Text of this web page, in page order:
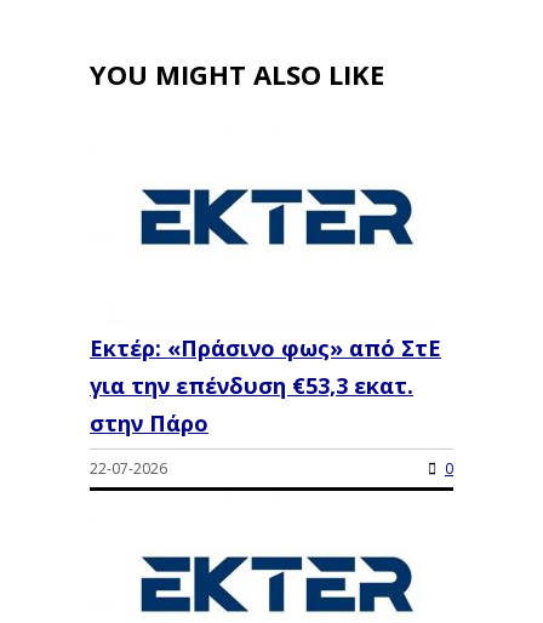
YOU MIGHT ALSO LIKE
Εκτέρ: «Πράσινο φως» από ΣτΕ
για την επένδυση €53,3 εκατ.
στην Πάρο
22-07-2026 0